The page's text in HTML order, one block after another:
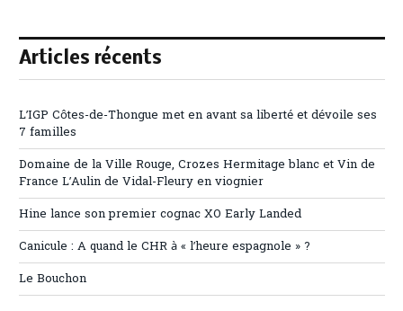
Articles récents
L’IGP Côtes-de-Thongue met en avant sa liberté et dévoile ses
7 familles
Domaine de la Ville Rouge, Crozes Hermitage blanc et Vin de
France L’Aulin de Vidal-Fleury en viognier
Hine lance son premier cognac XO Early Landed
Canicule : A quand le CHR à « l’heure espagnole » ?
Le Bouchon